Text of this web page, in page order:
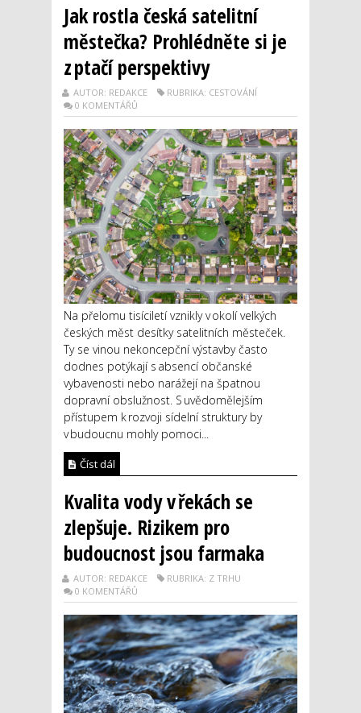
Jak rostla česká satelitní
městečka? Prohlédněte si je
z ptačí perspektivy
AUTOR: REDAKCE
RUBRIKA: CESTOVÁNÍ
0 KOMENTÁŘŮ
Na přelomu tisíciletí vznikly v okolí velkých
českých měst desítky satelitních městeček.
Ty se vinou nekoncepční výstavby často
dodnes potýkají s absencí občanské
vybavenosti nebo narážejí na špatnou
dopravní obslužnost. S uvědomělejším
přístupem k rozvoji sídelní struktury by
v budoucnu mohly pomoci...
Číst dál
Kvalita vody v řekách se
zlepšuje. Rizikem pro
budoucnost jsou farmaka
AUTOR: REDAKCE
RUBRIKA: Z TRHU
0 KOMENTÁŘŮ